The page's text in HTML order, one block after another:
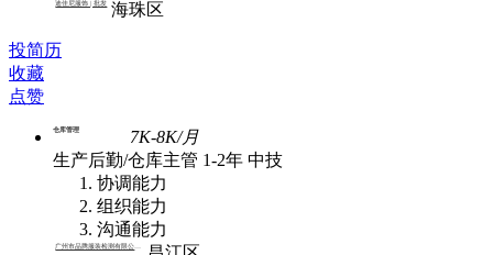
迪佳尼服饰 | 批发 海珠区
投简历
收藏
点赞
仓库管理
7K-8K/月
生产后勤/仓库主管 1-2年 中技
协调能力
组织能力
沟通能力